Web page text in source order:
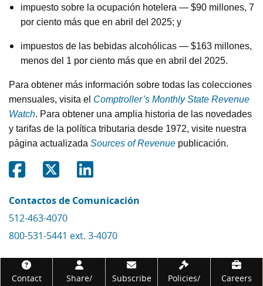
impuesto sobre la ocupación hotelera — $90 millones, 7
por ciento más que en abril del 2025; y
impuestos de las bebidas alcohólicas — $163 millones,
menos del 1 por ciento más que en abril del 2025.
Para obtener más información sobre todas las colecciones
mensuales, visita el Comptroller’s Monthly State Revenue
Watch. Para obtener una amplia historia de las novedades
y tarifas de la política tributaria desde 1972, visite nuestra
página actualizada Sources of Revenue publicación.
Share on Facebook
Share on Twitter
Contactos de Comunicación
512-463-4070
800-531-5441 ext. 3-4070
Footer
Contact
Share/
Subscribe
Policies/
Careers